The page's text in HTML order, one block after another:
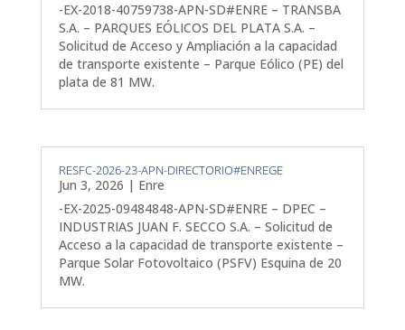
-EX-2018-40759738-APN-SD#ENRE – TRANSBA
S.A. – PARQUES EÓLICOS DEL PLATA S.A. –
Solicitud de Acceso y Ampliación a la capacidad
de transporte existente – Parque Eólico (PE) del
plata de 81 MW.
RESFC-2026-23-APN-DIRECTORIO#ENREGE
Jun 3, 2026 | Enre
-EX-2025-09484848-APN-SD#ENRE – DPEC –
INDUSTRIAS JUAN F. SECCO S.A. – Solicitud de
Acceso a la capacidad de transporte existente –
Parque Solar Fotovoltaico (PSFV) Esquina de 20
MW.